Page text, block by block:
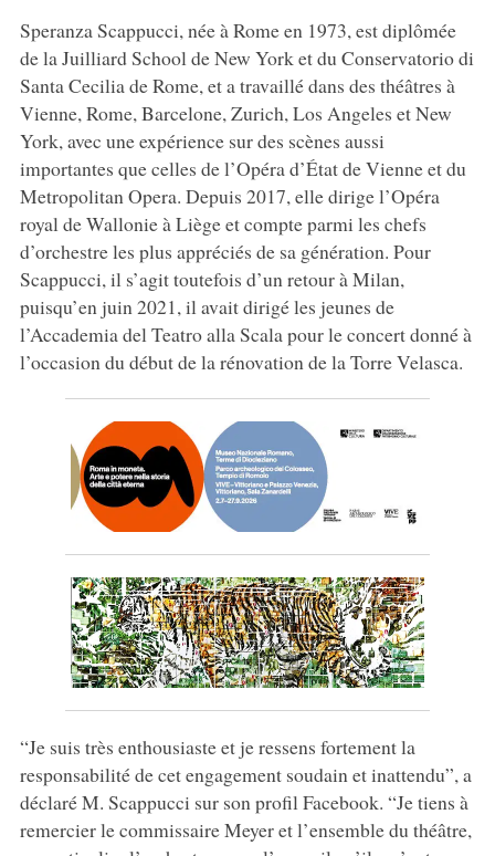
Speranza Scappucci, née à Rome en 1973, est diplômée
de la Juilliard School de New York et du Conservatorio di
Santa Cecilia de Rome, et a travaillé dans des théâtres à
Vienne, Rome, Barcelone, Zurich, Los Angeles et New
York, avec une expérience sur des scènes aussi
importantes que celles de l’Opéra d’État de Vienne et du
Metropolitan Opera. Depuis 2017, elle dirige l’Opéra
royal de Wallonie à Liège et compte parmi les chefs
d’orchestre les plus appréciés de sa génération. Pour
Scappucci, il s’agit toutefois d’un retour à Milan,
puisqu’en juin 2021, il avait dirigé les jeunes de
l’Accademia del Teatro alla Scala pour le concert donné à
l’occasion du début de la rénovation de la Torre Velasca.
“Je suis très enthousiaste et je ressens fortement la
responsabilité de cet engagement soudain et inattendu”, a
déclaré M. Scappucci sur son profil Facebook. “Je tiens à
remercier le commissaire Meyer et l’ensemble du théâtre,